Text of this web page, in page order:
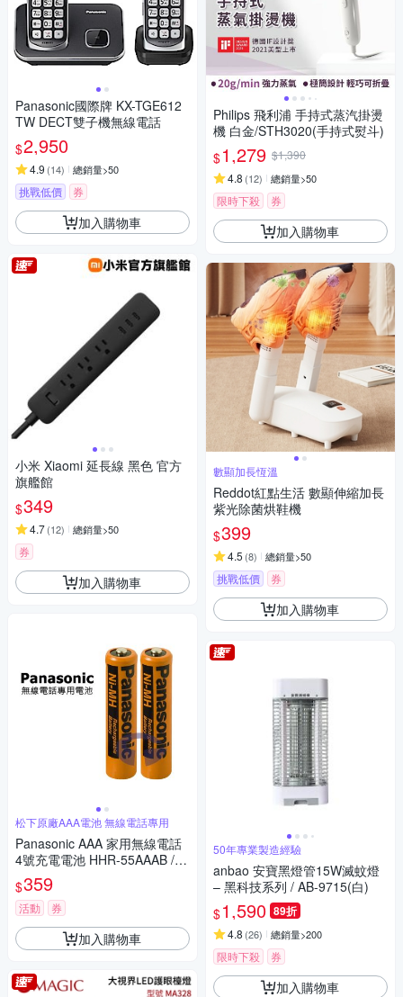
Panasonic國際牌 KX-TGE612
TW DECT雙子機無線電話
$2,950
4.9 (14) 總銷量>50
挑戰低價 券
加入購物車
小米 Xiaomi 延長線 黑色 官方
旗艦館
$349
4.7(12) 總銷量>50
券
加入購物車
松下原廠AAA電池 無線電話專用
Panasonic AAA 家用無線電話
4號充電電池 HHR-55AAAB / H
RMR03 (一組2顆入)
$359
活動 券
加入購物車
Philips 飛利浦 手持式蒸汽掛燙
機 白金/STH3020(手持式熨斗)
$1,279 $1,390
4.8 (12) 總銷量>50
限時下殺 券
加入購物車
數顯加長恆溫
Reddot紅點生活 數顯伸縮加長
紫光除菌烘鞋機
$399
4.5 (8) 總銷量>50
挑戰低價 券
加入購物車
50年專業製造經驗
anbao 安寶黑燈管15W滅蚊燈
– 黑科技系列 / AB-9715(白)
$1,590 89折
4.8 (26) 總銷量>200
限時下殺 券
加入購物車